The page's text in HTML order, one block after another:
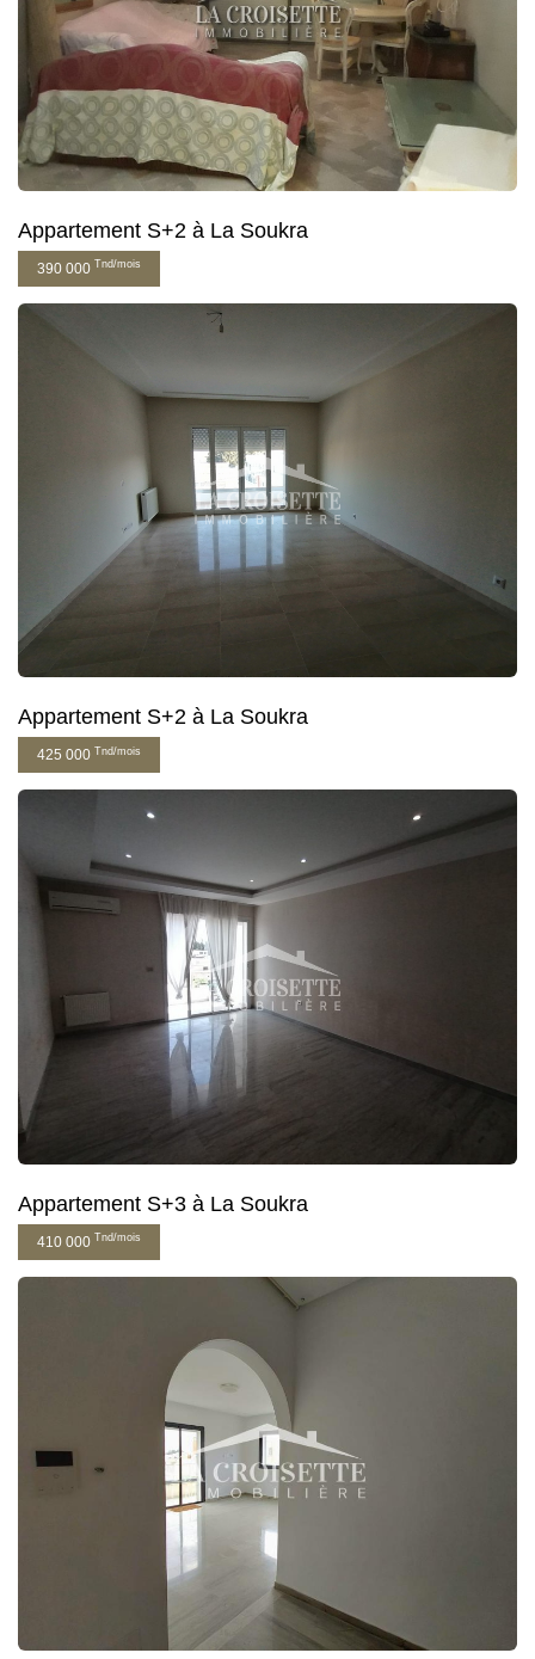
Appartement S+2 à La Soukra
390 000 Tnd/mois
Appartement S+2 à La Soukra
425 000 Tnd/mois
Appartement S+3 à La Soukra
410 000 Tnd/mois